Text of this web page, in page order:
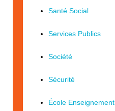
Santé Social
Services Publics
Société
Sécurité
École Enseignement